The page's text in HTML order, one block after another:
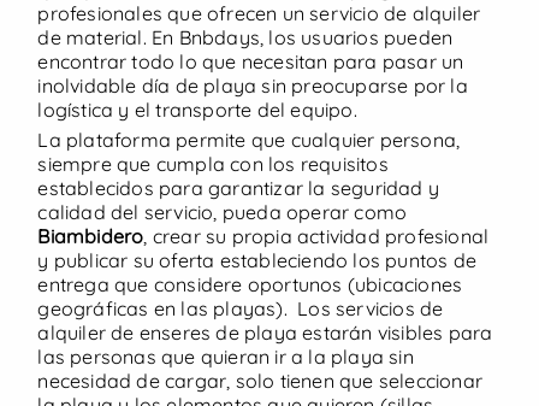
analíticos y para mostrarte publicidad personalizada
en base a un perfil elaborado a partir de tus hábitos
de navegación. ClicaAQUÍ para más información.
Puedes aceptar todas las cookies pulsando el botón
“Aceptar” o configurarlas o rechazar su uso pulsando
el botón “Configurar”.
Rechazar
Configurar
Aceptar y Cerrar
Buscar Mis reservas Mi panel Inicio
5/5(21) Ver oferta
desde15 € /día
profesionales que ofrecen un servicio de alquiler
de material. En Bnbdays, los usuarios pueden
encontrar todo lo que necesitan para pasar un
inolvidable día de playa sin preocuparse por la
logística y el transporte del equipo.
La plataforma permite que cualquier persona,
siempre que cumpla con los requisitos
establecidos para garantizar la seguridad y
calidad del servicio, pueda operar como
Biambidero, crear su propia actividad profesional
y publicar su oferta estableciendo los puntos de
entrega que considere oportunos (ubicaciones
geográficas en las playas). Los servicios de
alquiler de enseres de playa estarán visibles para
las personas que quieran ir a la playa sin
necesidad de cargar, solo tienen que seleccionar